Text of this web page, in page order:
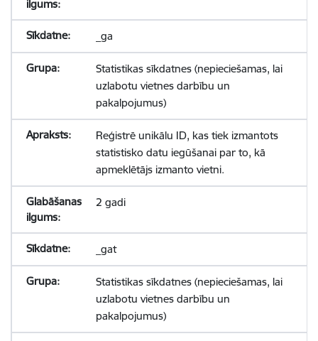
_ga
Statistikas sīkdatnes (nepieciešamas, lai
uzlabotu vietnes darbību un
pakalpojumus)
Reģistrē unikālu ID, kas tiek izmantots
statistisko datu iegūšanai par to, kā
apmeklētājs izmanto vietni.
2 gadi
_gat
Statistikas sīkdatnes (nepieciešamas, lai
uzlabotu vietnes darbību un
pakalpojumus)